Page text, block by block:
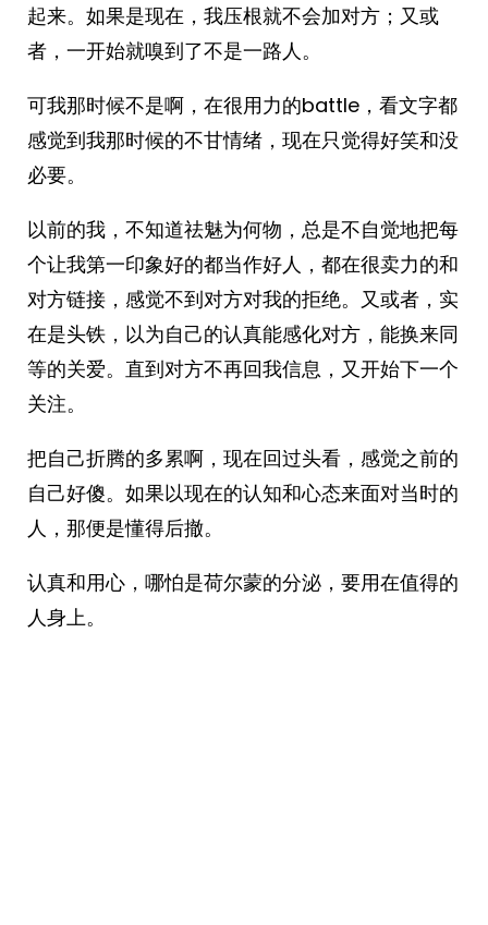
起来。如果是现在，我压根就不会加对方；又或
者，一开始就嗅到了不是一路人。
可我那时候不是啊，在很用力的battle，看文字都
感觉到我那时候的不甘情绪，现在只觉得好笑和没
必要。
以前的我，不知道祛魅为何物，总是不自觉地把每
个让我第一印象好的都当作好人，都在很卖力的和
对方链接，感觉不到对方对我的拒绝。又或者，实
在是头铁，以为自己的认真能感化对方，能换来同
等的关爱。直到对方不再回我信息，又开始下一个
关注。
把自己折腾的多累啊，现在回过头看，感觉之前的
自己好傻。如果以现在的认知和心态来面对当时的
人，那便是懂得后撤。
认真和用心，哪怕是荷尔蒙的分泌，要用在值得的
人身上。